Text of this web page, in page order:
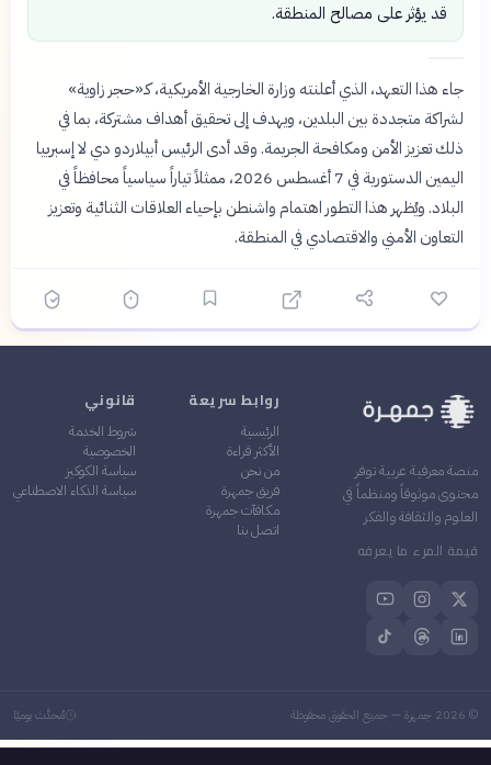
قد يؤثر على مصالح المنطقة.
جاء هذا التعهد، الذي أعلنته وزارة الخارجية الأمريكية، كـ«حجر زاوية»
لشراكة متجددة بين البلدين، ويهدف إلى تحقيق أهداف مشتركة، بما في
ذلك تعزيز الأمن ومكافحة الجريمة. وقد أدى الرئيس أبيلاردو دي لا إسبرييا
اليمين الدستورية في 7 أغسطس 2026، ممثلاً تياراً سياسياً محافظاً في
البلاد. ويُظهر هذا التطور اهتمام واشنطن بإحياء العلاقات الثنائية وتعزيز
التعاون الأمني والاقتصادي في المنطقة.
منصة معرفية عربية توفر
محتوى موثوقاً ومنظماً في
العلوم والثقافة والفكر
قيمة المرء ما يعرفه
روابط سريعة
الرئيسية
الأكثر قراءة
من نحن
فريق جمهرة
مكافآت جمهرة
اتصل بنا
قانوني
شروط الخدمة
الخصوصية
سياسة الكوكيز
سياسة الذكاء الاصطناعي
©
2026 جمهرة — جميع الحقوق محفوظة مُحدَّث يوميًا